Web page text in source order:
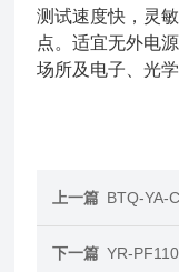
测试速度快，灵
点。适宜无外电
场所及电子、光
上一篇 BTQ-YA-
下一篇 YR-